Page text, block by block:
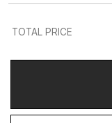
TOTAL PRICE